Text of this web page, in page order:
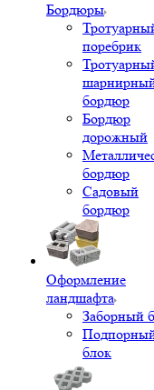
Бордюры
поребрик
бордюр
Бордюр
дорожный
бордюр
Садовый
бордюр
Оформление
ландшафта
Заборный
блок